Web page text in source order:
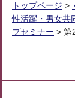
トップページ >
性活躍・男女共
プセミナー > 第